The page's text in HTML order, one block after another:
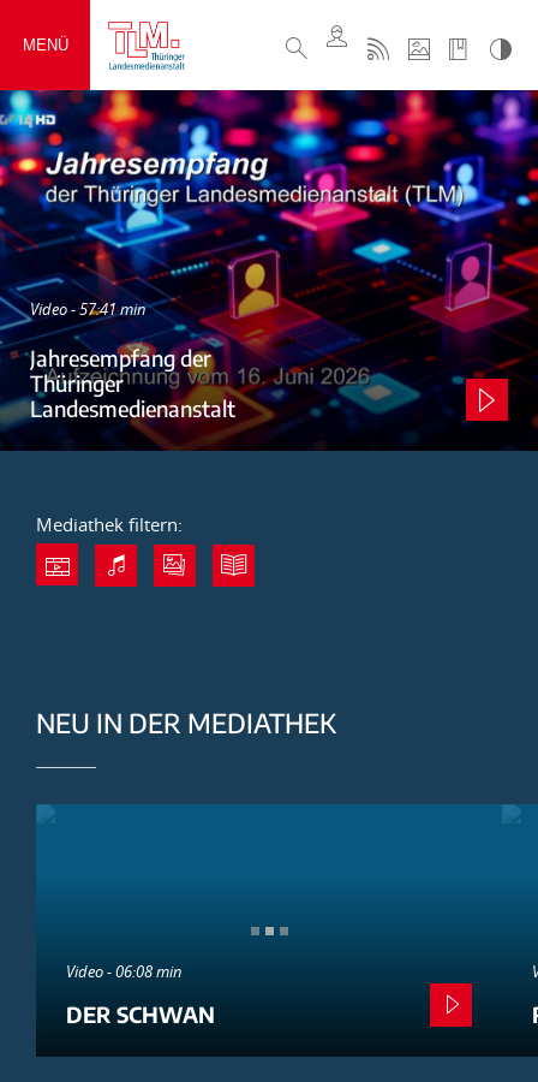
MENÜ
Video - 57:41 min
Jahresempfang der
Thüringer
Landesmedienanstalt
Mediathek filtern:
NEU IN DER MEDIATHEK
Video - 06:08 min
DER SCHWAN